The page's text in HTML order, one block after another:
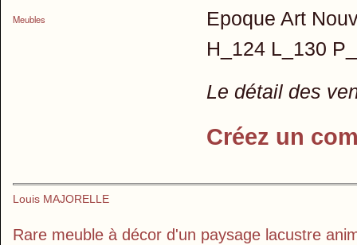
Meubles
Epoque Art
H_124 L_130
Le détail des
Créez un
Louis MAJORELLE
Rare meuble à décor d'un paysage lacustre